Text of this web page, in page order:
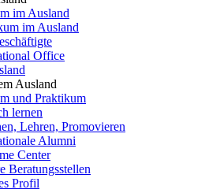
im Ausland
im Ausland
Office
Ausland
und Praktikum
lernen
Lehren, Promovieren
Alumni
Center
Beratungsstellen
Profil